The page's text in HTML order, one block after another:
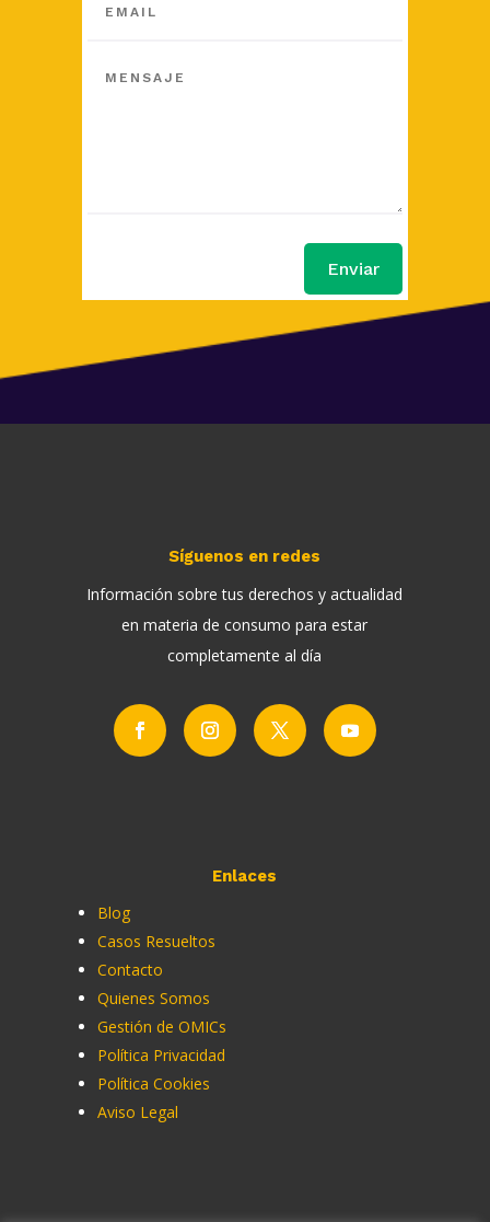
Enviar
Síguenos en redes
Información sobre tus derechos y actualidad
en materia de consumo para estar
completamente al día
Enlaces
Blog
Casos Resueltos
Contacto
Quienes Somos
Gestión de OMICs
Política Privacidad
Política Cookies
Aviso Legal